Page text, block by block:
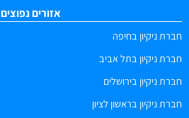
אזורים נפוצים
חברת ניקיון בחיפה
חברת ניקיון בתל אביב
חברת ניקיון בירושלים
חברת ניקיון בראשון לציון